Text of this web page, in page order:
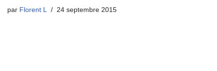
par Florent L 24 septembre 2015